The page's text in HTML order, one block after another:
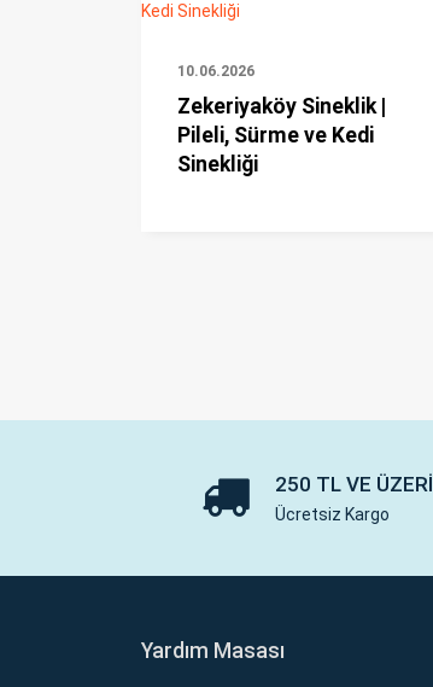
10.06.2026
Zekeriyaköy Sineklik |
Pileli, Sürme ve Kedi
Sinekliği
250 TL VE ÜZERI
Ücretsiz Kargo
Yardım Masası